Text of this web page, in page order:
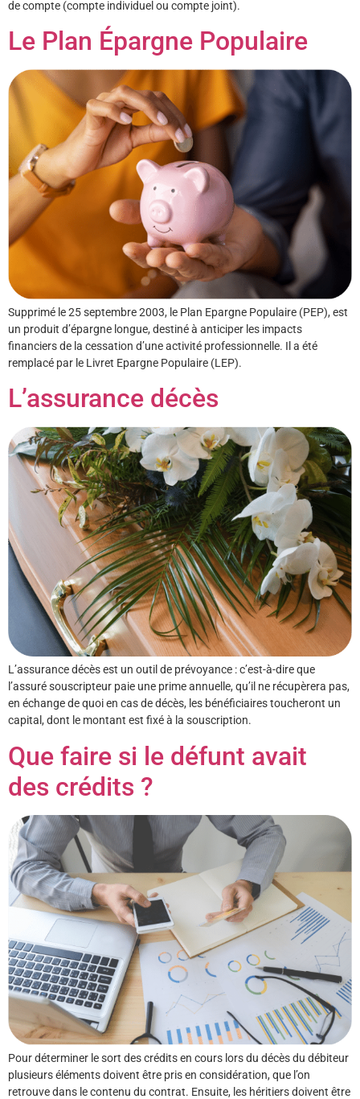
de compte (compte individuel ou compte joint).
Le Plan Épargne Populaire
Supprimé le 25 septembre 2003, le Plan Epargne Populaire (PEP), est
un produit d’épargne longue, destiné à anticiper les impacts
financiers de la cessation d’une activité professionnelle. Il a été
remplacé par le Livret Epargne Populaire (LEP).
L’assurance décès
L’assurance décès est un outil de prévoyance : c’est-à-dire que
l’assuré souscripteur paie une prime annuelle, qu’il ne récupèrera pas,
en échange de quoi en cas de décès, les bénéficiaires toucheront un
capital, dont le montant est fixé à la souscription.
Que faire si le défunt avait
des crédits ?
Pour déterminer le sort des crédits en cours lors du décès du débiteur
plusieurs éléments doivent être pris en considération, que l’on
retrouve dans le contenu du contrat. Ensuite, les héritiers doivent être